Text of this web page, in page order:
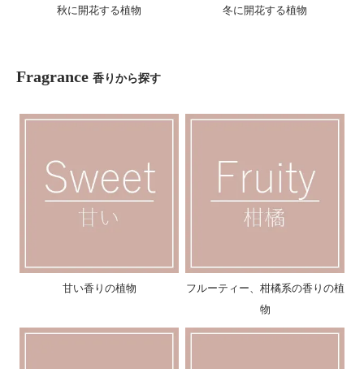
秋に開花する植物 冬に開花する植物
Fragrance 香りから探す
甘い香りの植物
フルーティー、柑橘系の香りの植
物